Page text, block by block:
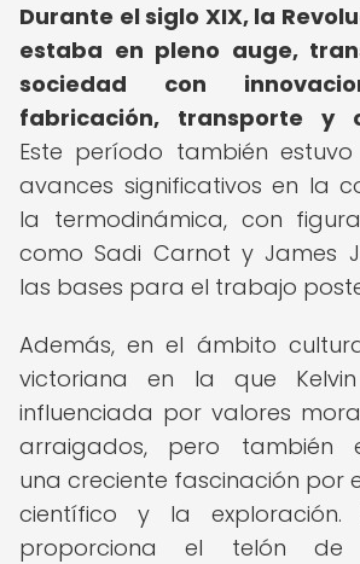
Durante el siglo XIX, la
estaba en pleno auge,
sociedad con
fabricación, transporte y
Este período también
avances significativos en la
la termodinámica, con
como Sadi Carnot y James
las bases para el trabajo
Además, en el ámbito
victoriana en la que
influenciada por valores
arraigados, pero también
una creciente fascinación por
científico y la exploración.
proporciona el telón